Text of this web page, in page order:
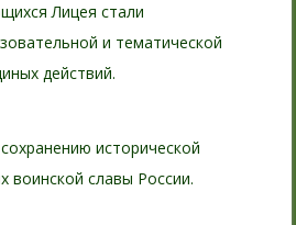
Лицея стали
и тематической
действий.
исторической
воинской славы России.